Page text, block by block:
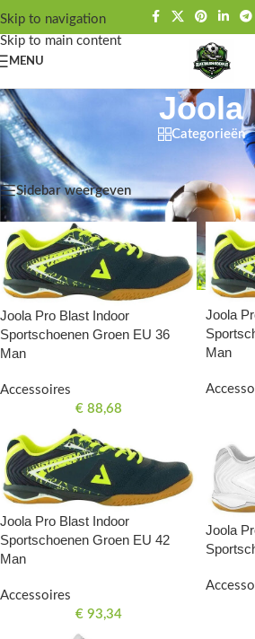
Skip to navigation
Skip to main content
MENU
Joola
Categorieën
Home /Joola
Sidebar weergeven
Joola Pro Blast Indoor
Sportschoenen Groen EU 36
Man
Accessoires
€88,68
Joola
Man
Joola Pro Blast Indoor
Sportschoenen Groen EU 42
Man
Accessoires
€93,34
Joola